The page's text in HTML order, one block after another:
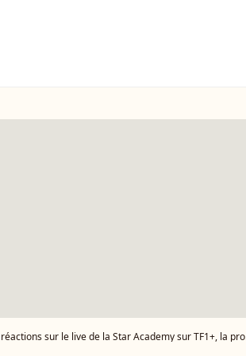
live de la Star Academy sur TF1+, la production sort du silence